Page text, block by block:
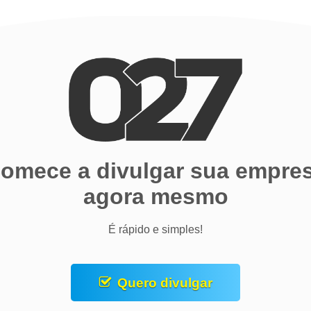
a divulgar sua
agora mesmo
É rápido e simples!
Quero divulgar